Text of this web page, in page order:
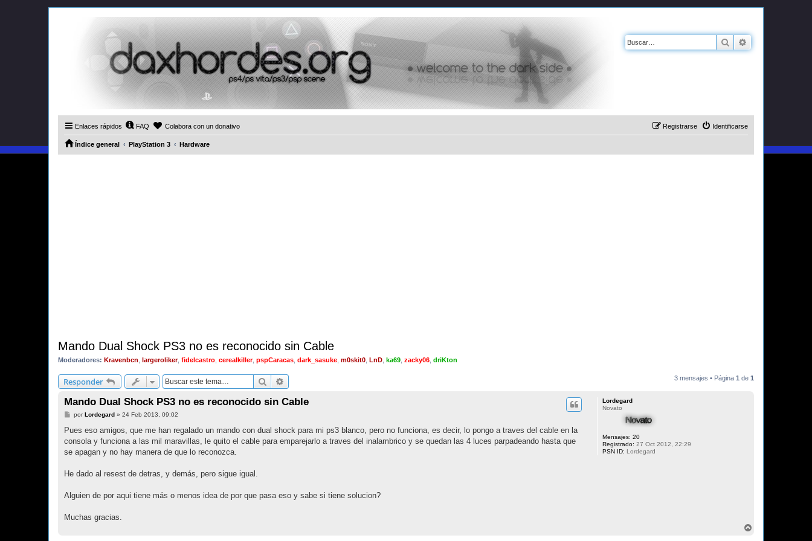
Buscar
Enlaces rápidos FAQ Colabora con un donativo Identificarse
Registrarse
Índice general PlayStation 3 Hardware
Mando Dual Shock PS3 no es reconocido sin Cable
Moderadores: Kravenbcn largeroliker, fidelcastro cerealkiller, pspCaracas dark_sasuke m0skit0 LnD ka69 zacky06 driKton
Responder Buscar 3 mensajes • Página 1 de 1
Lordegard
Novato
Mensajes: 20
Registrado: 27 Oct 2012, 22:29
PSN ID: Lordegard
Mando Dual Shock PS3 no es reconocido sin Cable
M
n
a
j
porLordegard» 24 Feb 2013, 09:02
Pues eso amigos, que me han regalado un mando con dual shock para mi ps3 blanco, pero no funciona, es decir, lo pongo a traves del cable en la
consola y funciona a las mil maravillas, le quito el cable para emparejarlo a traves del inalambrico y se quedan las 4 luces parpadeando hasta que
se apagan y no hay manera de que lo reconozca.
He dado al resest de detras, y demás, pero sigue igual.
Alguien de por aqui tiene más o menos idea de por que pasa eso y sabe si tiene solucion?
Muchas gracias.